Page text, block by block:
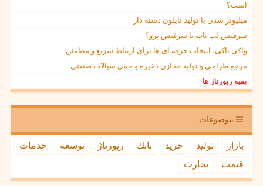
است؟
میلیونر شدن با تولید نایلون دسته دار
سرفیس لپ تاپ یا سرفیس پرو؟
واکی تاکی، انتخاب حرفه ای ها برای ارتباط سریع و مطمئن
مرجع طراحی و تولید مخازن ذخیره و حمل سیالات صنعتی
بقیه رپورتاژ ها
موضوعات
بازار تولید خرید بانك رپورتاژ توسعه
خدمات
قیمت
تجارت